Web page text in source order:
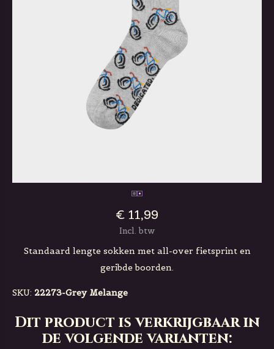
€ 11,99
Incl. btw
Standaard lengte sokken met all-over fietsprint en
geribde boorden.
SKU: 22273-Grey Melange
Dit product is verkrijgbaar in
de volgende varianten: